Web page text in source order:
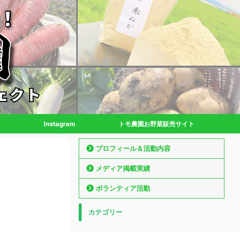
Instagram トモ農園お野菜販売サイト
プロフィール＆活動内容
メディア掲載実績
ボランティア活動
カテゴリー